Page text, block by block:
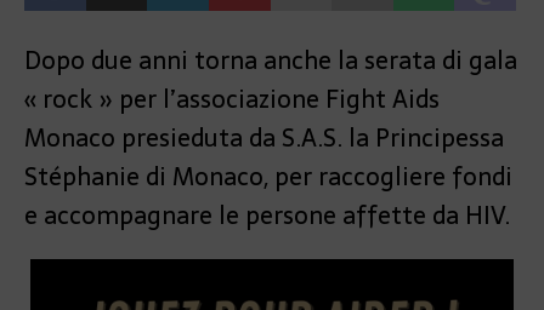
Dopo due anni torna anche la serata di gala
« rock » per l’associazione Fight Aids
Monaco presieduta da S.A.S. la Principessa
Stéphanie di Monaco, per raccogliere fondi
e accompagnare le persone affette da HIV.